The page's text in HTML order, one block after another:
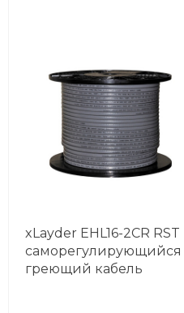
xLayder EHL16-2CR RST
саморегулирующийся
греющий кабель